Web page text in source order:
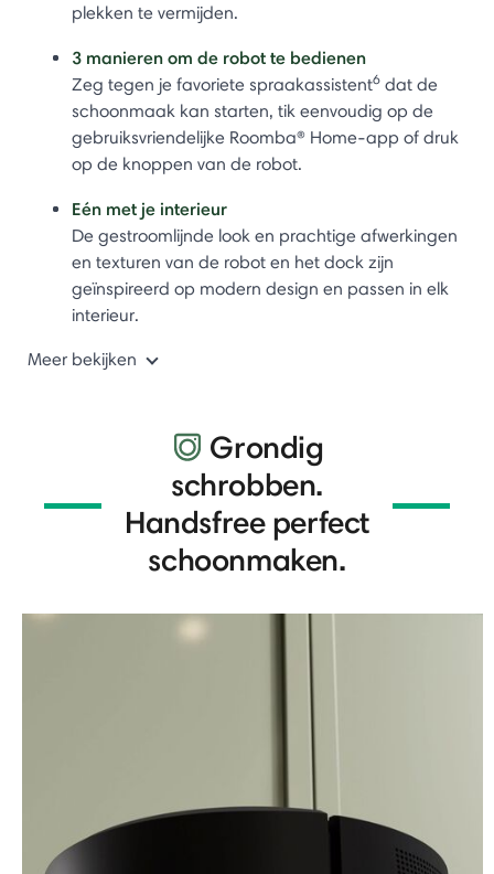
plekken te vermijden.
3 manieren om de robot te bedienen
Zeg tegen je favoriete spraakassistent6 dat de
schoonmaak kan starten, tik eenvoudig op de
gebruiksvriendelijke Roomba® Home-app of druk
op de knoppen van de robot.
Eén met je interieur
De gestroomlijnde look en prachtige afwerkingen
en texturen van de robot en het dock zijn
geïnspireerd op modern design en passen in elk
interieur.
Meer bekijken
Grondig
schrobben.
Handsfree perfect
schoonmaken.